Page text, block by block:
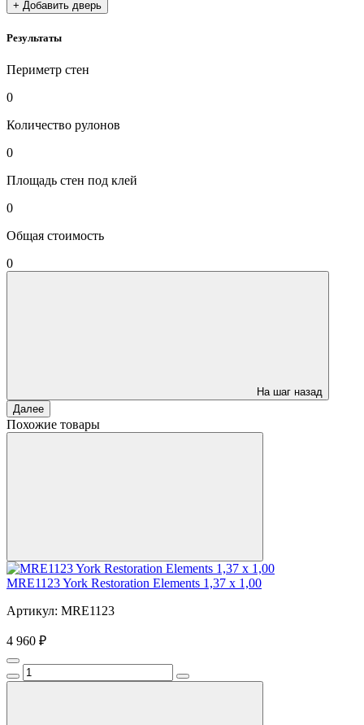
+ Добавить дверь
Результаты
Периметр стен
0
Количество рулонов
0
Площадь стен под клей
0
Общая стоимость
0
На шаг назад
Далее
Похожие товары
MRE1123 York Restoration Elements 1,37 x 1,00
Артикул: MRE1123
4 960 ₽